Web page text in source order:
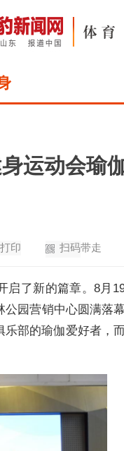
运动会瑜
扫码带走
打印
启了新的篇章。8月
园营销中心圆满落
部的瑜伽爱好者，